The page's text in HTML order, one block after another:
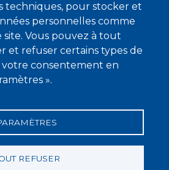
techniques, pour stocker et
personnelles comme
site. Vous pouvez à tout
et refuser certains types de
consentement en
».
REFUSER
Conditions générales de vente